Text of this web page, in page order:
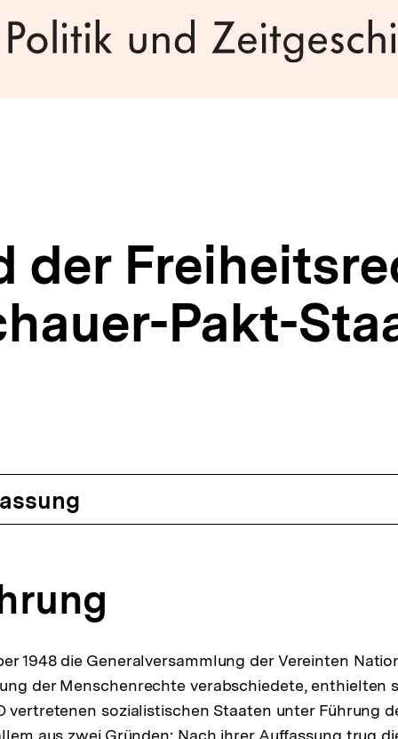
der
Pakt-
1948 die Generalversammlung der Vereinten
der Menschenrechte verabschiedete, enthielten
vertretenen sozialistischen Staaten unter Führung